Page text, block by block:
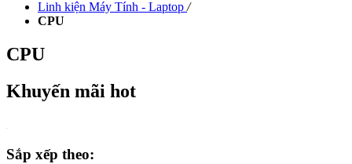
Linh kiện Máy Tính - Laptop /
CPU
CPU
Khuyến mãi hot
Sắp xếp theo: